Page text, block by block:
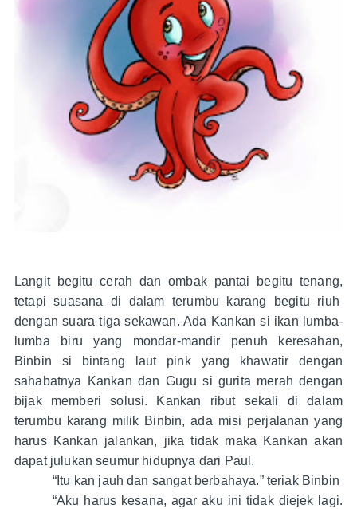
Langit begitu cerah dan ombak pantai begitu tenang,
tetapi suasana di dalam terumbu karang begitu riuh
dengan suara tiga sekawan. Ada Kankan si ikan lumba-
lumba biru yang mondar-mandir penuh keresahan,
Binbin si bintang laut pink yang khawatir dengan
sahabatnya Kankan dan Gugu si gurita merah dengan
bijak memberi solusi. Kankan ribut sekali di dalam
terumbu karang milik Binbin, ada misi perjalanan yang
harus Kankan jalankan, jika tidak maka Kankan akan
dapat julukan seumur hidupnya dari Paul.
“Itu kan jauh dan sangat berbahaya.” teriak Binbin
“Aku harus kesana, agar aku ini tidak diejek lagi.